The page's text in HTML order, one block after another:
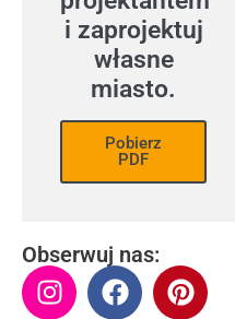
i zaprojektuj
własne
miasto.
Pobierz
PDF
Obserwuj nas: